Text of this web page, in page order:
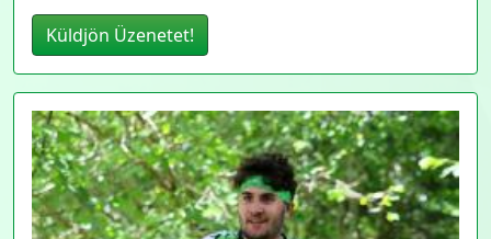
Küldjön Üzenetet!